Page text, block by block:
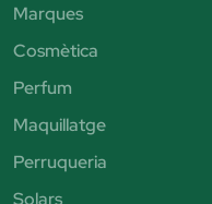
Marques
Cosmètica
Perfum
Maquillatge
Perruqueria
Solars